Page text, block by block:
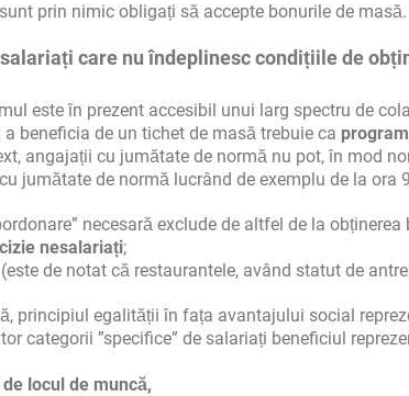
prin nimic obligați să accepte bonurile de masă.
care nu îndeplinesc condițiile de
este în prezent accesibil unui larg spectru de
a beneficia de un tichet de masă trebuie ca
angajații cu jumătate de normă nu pot, în mod
jumătate de normă lucrând de exemplu de la ora
necesară exclude de altfel de la
nesalariați;
(este de notat că restaurantele, având statut de
principiul egalității în fața avantajului social
categorii ”specifice” de salariați beneficiul
locul de muncă,